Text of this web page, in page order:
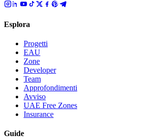
Esplora
Progetti
EAU
Zone
Developer
Team
Approfondimenti
Avviso
UAE Free Zones
Insurance
Guide